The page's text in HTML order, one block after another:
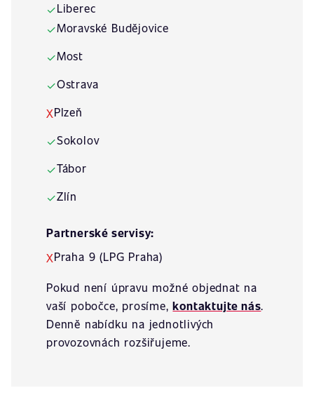
✓Liberec
✓Moravské Budějovice
✓Most
✓Ostrava
XPlzeň
✓Sokolov
✓Tábor
✓Zlín
Partnerské servisy:
XPraha 9 (LPG Praha)
Pokud není úpravu možné objednat na
vaší pobočce, prosíme,kontaktujte nás.
Denně nabídku na jednotlivých
provozovnách rozšiřujeme.